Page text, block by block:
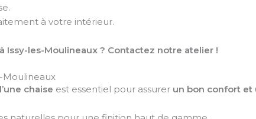
à votre intérieur.
Issy-les-Moulineaux ? Contactez notre atelier !
Moulineaux
chaise est essentiel pour assurer un bon confort et